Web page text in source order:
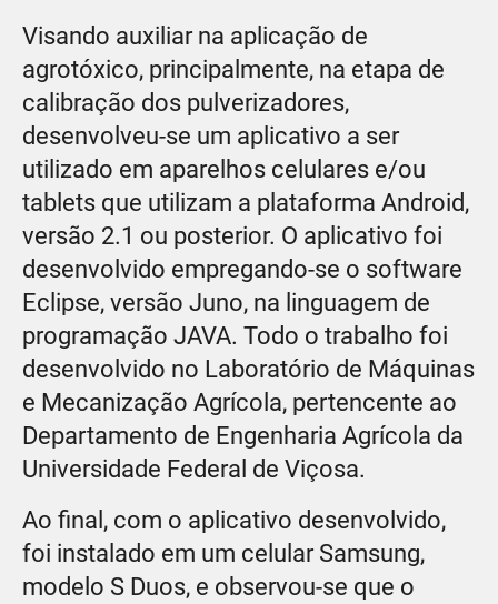
Visando auxiliar na aplicação de
agrotóxico, principalmente, na etapa de
calibração dos pulverizadores,
desenvolveu-se um aplicativo a ser
utilizado em aparelhos celulares e/ou
tablets que utilizam a plataforma Android,
versão 2.1 ou posterior. O aplicativo foi
desenvolvido empregando-se o software
Eclipse, versão Juno, na linguagem de
programação JAVA. Todo o trabalho foi
desenvolvido no Laboratório de Máquinas
e Mecanização Agrícola, pertencente ao
Departamento de Engenharia Agrícola da
Universidade Federal de Viçosa.
Ao final, com o aplicativo desenvolvido,
foi instalado em um celular Samsung,
modelo S Duos, e observou-se que o